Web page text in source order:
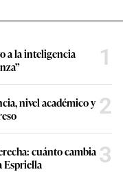
a la inteligencia
1
nivel académico y 2
cuánto cambia
Espriella
3